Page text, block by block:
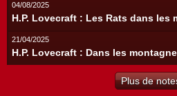
04/08/2025
H.P. Lovecraft : Les Rats dans les
21/04/2025
H.P. Lovecraft : Dans les
Plus de